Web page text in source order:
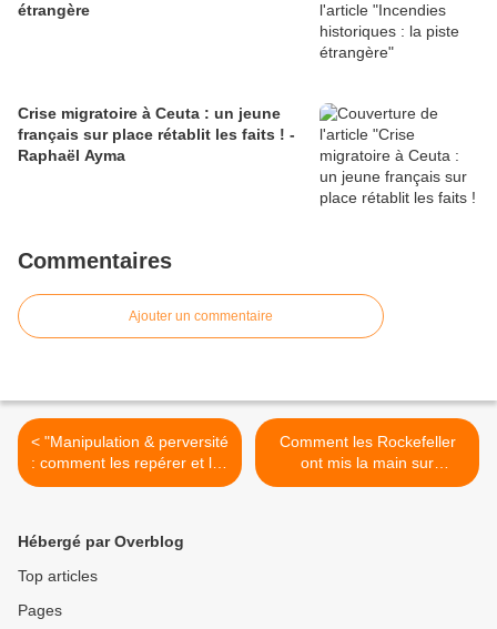
étrangère
Crise migratoire à Ceuta : un jeune
français sur place rétablit les faits ! -
Raphaël Ayma
Commentaires
Ajouter un commentaire
< "Manipulation & perversité
: comment les repérer et les
mettre en échec ?!"
Comment les Rockefeller
ont mis la main sur
l'écologie et le green
Hébergé par Overblog
Top articles
Pages